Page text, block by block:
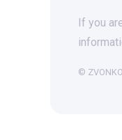
If you
©